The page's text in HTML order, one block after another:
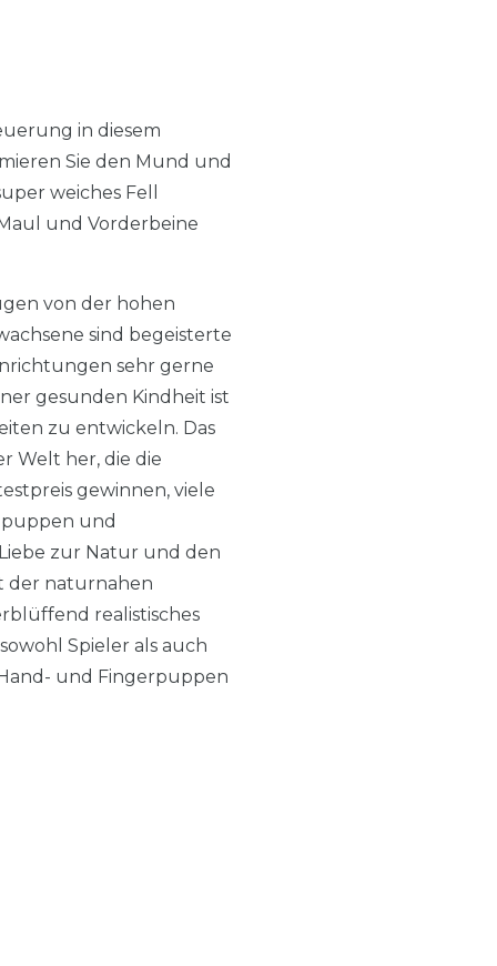
in diesem
Sie den Mund und
weiches Fell
und Vorderbeine
von der hohen
sind begeisterte
sehr gerne
gesunden Kindheit ist
zu entwickeln. Das
Welt her, die die
gewinnen, viele
und
zur Natur und den
der naturnahen
realistisches
Spieler als auch
und Fingerpuppen